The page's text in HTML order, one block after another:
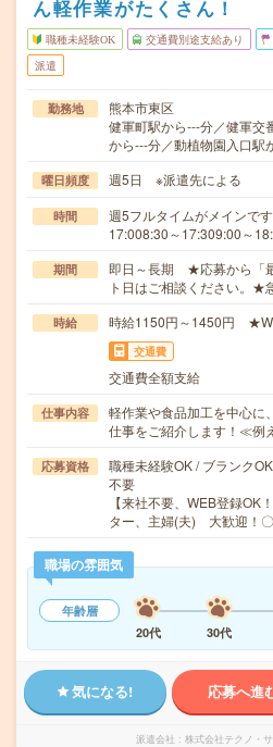
ん軽作業がたくさん！
職種未経験OK 交通費別途支給あり
派遣
勤務地
熊本市東区
健軍町駅から---分／健軍交
から---分／動植物園入口駅
曜日頻度 週5日 ※派遣先による
時間
週5フルタイムがメインで
17:008:30～17:309:00～
期間
即日～長期 ★応募から「
ト日はご相談ください。★
時給 時給1150円～1450円 ★W
交通費
交通費全額支給
仕事内容
軽作業や食品加工を中心に
仕事をご紹介します！≪
応募資格
職種未経験OK / ブランク
不要
【来社不要、WEB登録OK
ター、主婦(夫) 大歓迎！
職場の雰囲気
年齢層
20代
30代
気になる! 応募へ進
派遣会社 株式会社テクノ・